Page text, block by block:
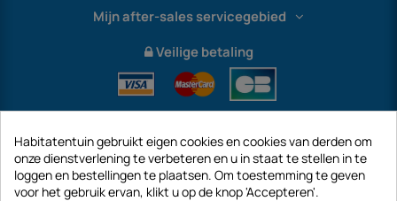
Mijn after-sales servicegebied
Veilige betaling
Habitatentuin gebruikt eigen cookies en cookies van derden om
onze dienstverlening te verbeteren en u in staat te stellen in te
loggen en bestellingen te plaatsen. Om toestemming te geven
voor het gebruik ervan, klikt u op de knop 'Accepteren'.